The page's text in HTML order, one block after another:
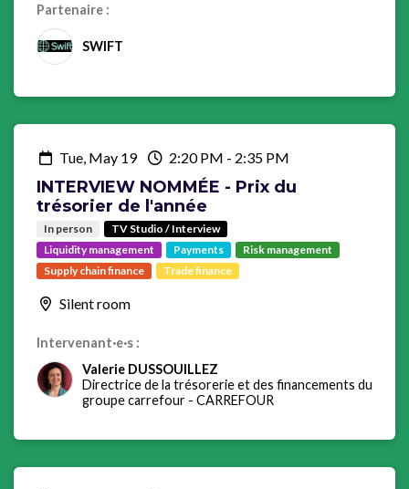
Partenaire :
SWIFT
Tue, May 19 2:20 PM - 2:35 PM
INTERVIEW NOMMÉE - Prix du
trésorier de l'année
In person
TV Studio / Interview
Liquidity management
Payments
Risk management
Supply chain finance
Trade finance
Silent room
Intervenant·e·s :
Valerie DUSSOUILLEZ
Directrice de la trésorerie et des financements du
groupe carrefour - CARREFOUR